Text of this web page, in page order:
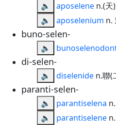
🔈 aposelene n.(天
🔈
aposelenium n.
buno-selen-
🔈
di-selen-
🔈 diselenide n.聯(
paranti-selen-
🔈 parantiselena
🔈
parantiselene